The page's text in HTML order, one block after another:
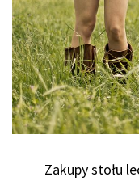
Zakupy stołu